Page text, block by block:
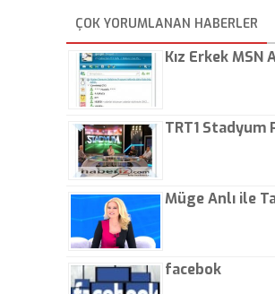
kaptırıyorsunuz. -
Gezenti
ÇOK YORUMLANAN HABERLER
Kız Erkek MSN
TRT1 Stadyum
Müge Anlı ile
facebok